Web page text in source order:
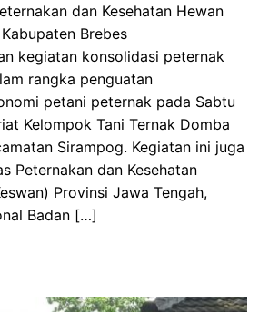
dan Kesehatan Hewan
Brebes
kegiatan konsolidasi peternak
rangka penguatan
petani peternak pada Sabtu
Kelompok Tani Ternak Domba
Sirampog. Kegiatan ini juga
Peternakan dan Kesehatan
Provinsi Jawa Tengah,
Badan […]